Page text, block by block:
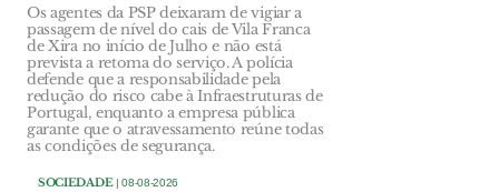
Os agentes da PSP deixaram de vigiar a
passagem de nível do cais de Vila Franca
de Xira no início de Julho e não está
prevista a retoma do serviço. A polícia
defende que a responsabilidade pela
redução do risco cabe à Infraestruturas de
Portugal, enquanto a empresa pública
garante que o atravessamento reúne todas
as condições de segurança.
SOCIEDADE| 08-08-2026